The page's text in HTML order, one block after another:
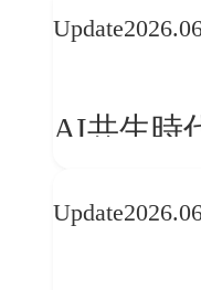
伸吾が語
Update
AI共生時
「正解」
Update